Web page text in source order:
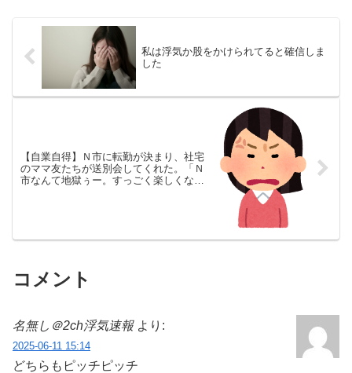
私は浮気か股をかけられてると確信しま
した
【自業自得】Ｎ市に転勤が決まり、社宅
のママ友たちが送別会してくれた。「Ｎ
市なんて地獄ぅー。すっごく楽しくなさ
コメント
名無し＠2ch浮気速報 より:
2025-06-11 15:14
どちらもピッチピッチ